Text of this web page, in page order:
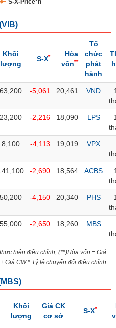
S-X-Price*n
VIB)
Khối
lượng
S-X*
Hòa
vốn**
Tổ
chức
phát
hành
63,200 -5,061 20,461 VND
23,200 -2,216 18,090 LPS
8,100 -4,113 19,019 VPX
-2,690 18,564 ACBS
50,200 -4,150 20,340 PHS
55,000 -2,650 18,260 MBS
hiện điều chỉnh; (**)Hòa vốn = Giá
Giá CW * Tỷ lệ chuyển đổi điều chỉnh
MBS)
Khối
lượng
Giá CK
cơ sở
S-X*